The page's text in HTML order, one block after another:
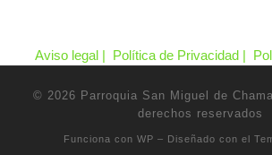
Aviso legal | Política de Privacidad |
© 2026 Parroquia San Miguel de
derechos reservados
Funciona con WP – Diseñado con el